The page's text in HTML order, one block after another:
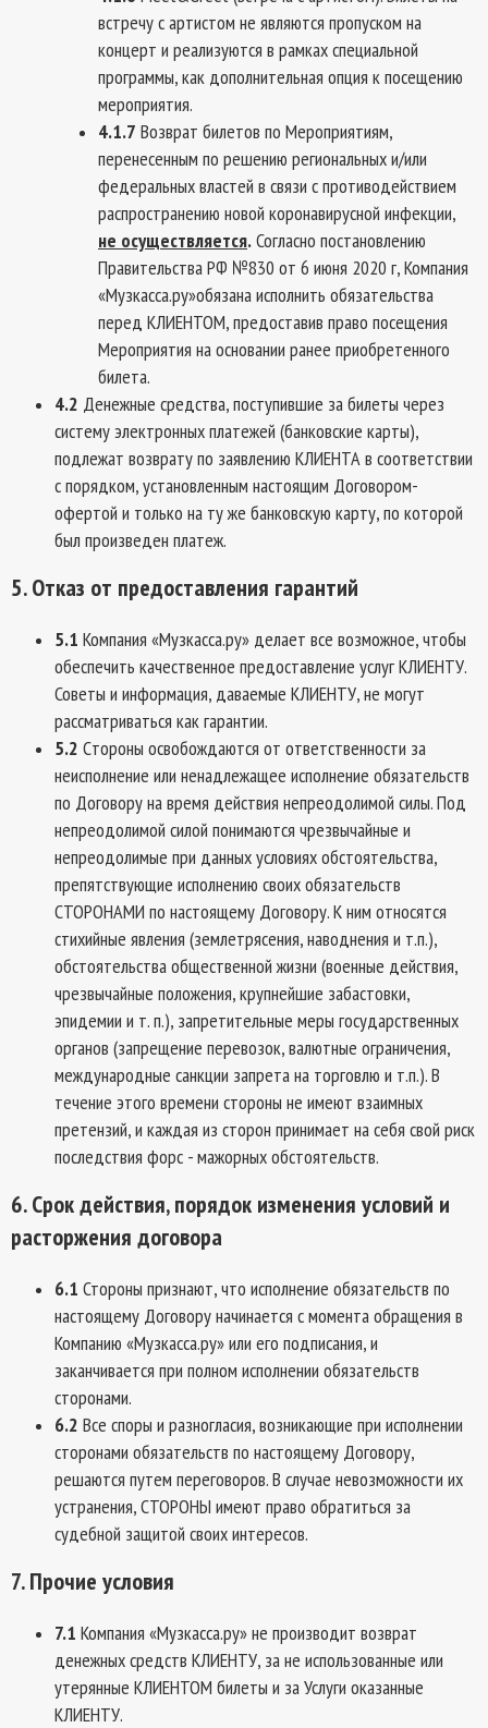
встречу с артистом не являются пропуском на
концерт и реализуются в рамках специальной
программы, как дополнительная опция к посещению
мероприятия.
4.1.7 Возврат билетов по Мероприятиям,
перенесенным по решению региональных и/или
федеральных властей в связи с противодействием
распространению новой коронавирусной инфекции,
не осуществляется.Согласно постановлению
Правительства РФ №830 от 6 июня 2020 г, Компания
«Музкасса.ру»обязана исполнить обязательства
перед КЛИЕНТОМ, предоставив право посещения
Мероприятия на основании ранее приобретенного
билета.
4.2 Денежные средства, поступившие за билеты через
систему электронных платежей (банковские карты),
подлежат возврату по заявлению КЛИЕНТА в соответствии
с порядком, установленным настоящим Договором-
офертой и только на ту же банковскую карту, по которой
был произведен платеж.
5. Отказ от предоставления гарантий
5.1 Компания «Музкасса.ру» делает все возможное, чтобы
обеспечить качественное предоставление услуг КЛИЕНТУ.
Советы и информация, даваемые КЛИЕНТУ, не могут
рассматриваться как гарантии.
5.2 Cтороны освобождаются от ответственности за
неисполнение или ненадлежащее исполнение обязательств
по Договору на время действия непреодолимой силы. Под
непреодолимой силой понимаются чрезвычайные и
непреодолимые при данных условиях обстоятельства,
препятствующие исполнению своих обязательств
СТОРОНАМИ по настоящему Договору. К ним относятся
стихийные явления (землетрясения, наводнения и т.п.),
обстоятельства общественной жизни (военные действия,
чрезвычайные положения, крупнейшие забастовки,
эпидемии и т. п.), запретительные меры государственных
органов (запрещение перевозок, валютные ограничения,
международные санкции запрета на торговлю и т.п.). В
течение этого времени стороны не имеют взаимных
претензий, и каждая из сторон принимает на себя свой риск
последствия форс - мажорных обстоятельств.
6. Срок действия, порядок изменения условий и
расторжения договора
6.1 Стороны признают, что исполнение обязательств по
настоящему Договору начинается с момента обращения в
Компанию «Музкасса.ру» или его подписания, и
заканчивается при полном исполнении обязательств
сторонами.
6.2 Все споры и разногласия, возникающие при исполнении
сторонами обязательств по настоящему Договору,
решаются путем переговоров. В случае невозможности их
устранения, СТОРОНЫ имеют право обратиться за
судебной защитой своих интересов.
7. Прочие условия
7.1 Компания «Музкасса.ру» не производит возврат
денежных средств КЛИЕНТУ, за не использованные или
утерянные КЛИЕНТОМ билеты и за Услуги оказанные
КЛИЕНТУ.